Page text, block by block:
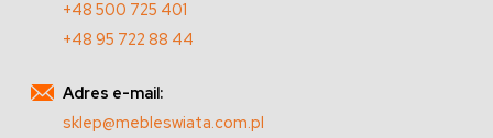
+48 500 725 401
+48 95 722 88 44
Adres e-mail:
sklep@mebleswiata.com.pl